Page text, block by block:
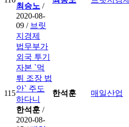
최승노 /
2020-08-
09 / 브릿
지경제
115
법무부가
외국 투기
자본 `먹
튀 조장 법
안` 주도
하다니
한석훈 /
2020-08-
한석훈 매일산업